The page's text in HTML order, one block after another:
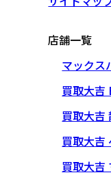
店舗一覧
マックス
買取大吉
買取大吉
買取大吉
買取大吉